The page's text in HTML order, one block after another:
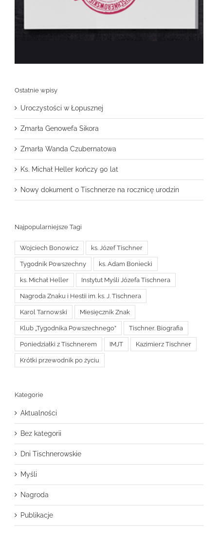
Ostatnie wpisy
Uroczystości w Łopusznej
Zmarła Genowefa Sikora
Zmarła Wanda Czubernatowa
Ks. Michał Heller kończy 90 lat
Nowy dokument o Tischnerze na rocznicę urodzin
Najpopularniejsze Tagi
Wojciech Bonowicz ks. Józef Tischner
Tygodnik Powszechny ks. Adam Boniecki
ks. Michał Heller Instytut Myśli Józefa Tischnera
Nagroda Znaku i Hestii im. ks. J. Tischnera
Karol Tarnowski Miesięcznik Znak
Klub „Tygodnika Powszechnego” Tischner. Biografia
Poniedziałki z Tischnerem IMJT Kazimierz Tischner
Krótki przewodnik po życiu
Kategorie
Aktualności
Bez kategorii
Dni Tischnerowskie
Myśli
Nagroda
Publikacje